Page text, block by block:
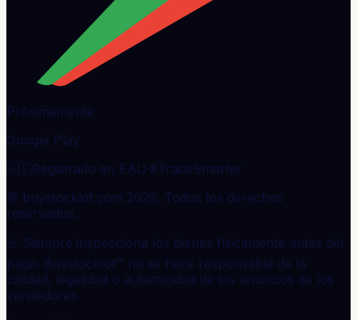
Próximamente
Google Play
🇦🇪Registrado en EAU·#TradeSmarter
© buystocklot.com 2026, Todos los derechos
reservados.
⚠️ Siempre inspecciona los bienes físicamente antes del
pago. Buystocklot™ no se hace responsable de la
calidad, legalidad o autenticidad de los anuncios de los
vendedores.